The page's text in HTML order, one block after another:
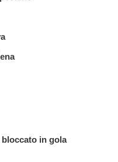
bloccato in gola